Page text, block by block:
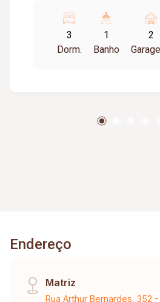
3
Dorm.
1
Banho
2
Endereço
Matriz
Rua Arthur Bernardes, 352 -